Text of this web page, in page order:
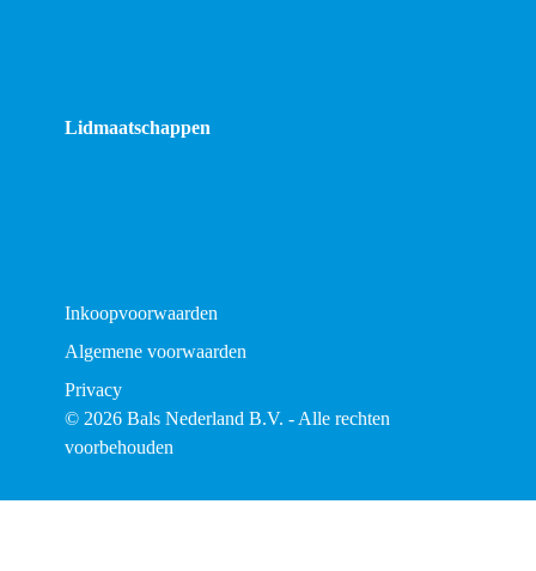
Lidmaatschappen
Inkoopvoorwaarden
Algemene voorwaarden
Privacy
© 2026 Bals Nederland B.V. - Alle rechten
voorbehouden